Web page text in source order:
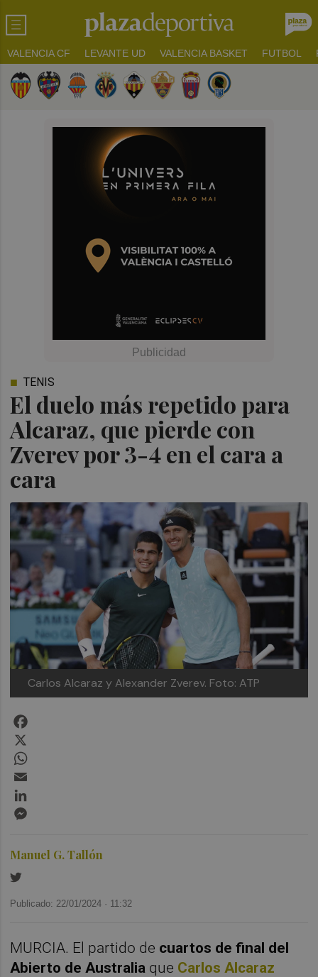
VALENCIA CF LEVANTE UD VALENCIA BASKET FUTBOL
El duelo más repetido para
Alcaraz, que pierde con
Zverev por 3-4 en el cara a
cara
TENIS
Carlos Alcaraz y Alexander Zverev. Foto: ATP
Manuel G. Tallón
Publicado: 22/01/2024 · 11:32
MURCIA. El partido de cuartos de final del
Abierto de Australia que Carlos Alcaraz